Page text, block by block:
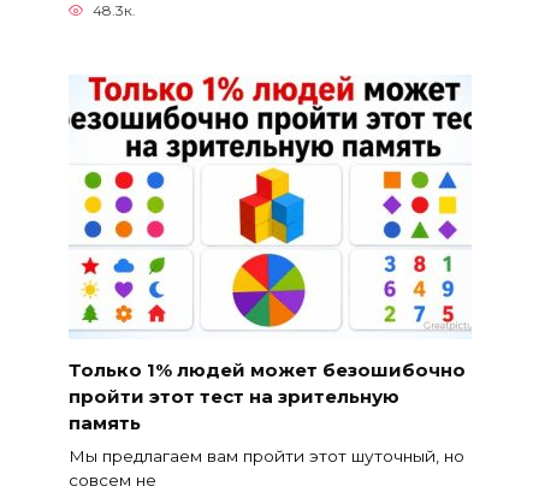
48.3к.
Только 1% людей может безошибочно
пройти этот тест на зрительную
память
Мы предлагаем вам пройти этот шуточный, но
совсем не